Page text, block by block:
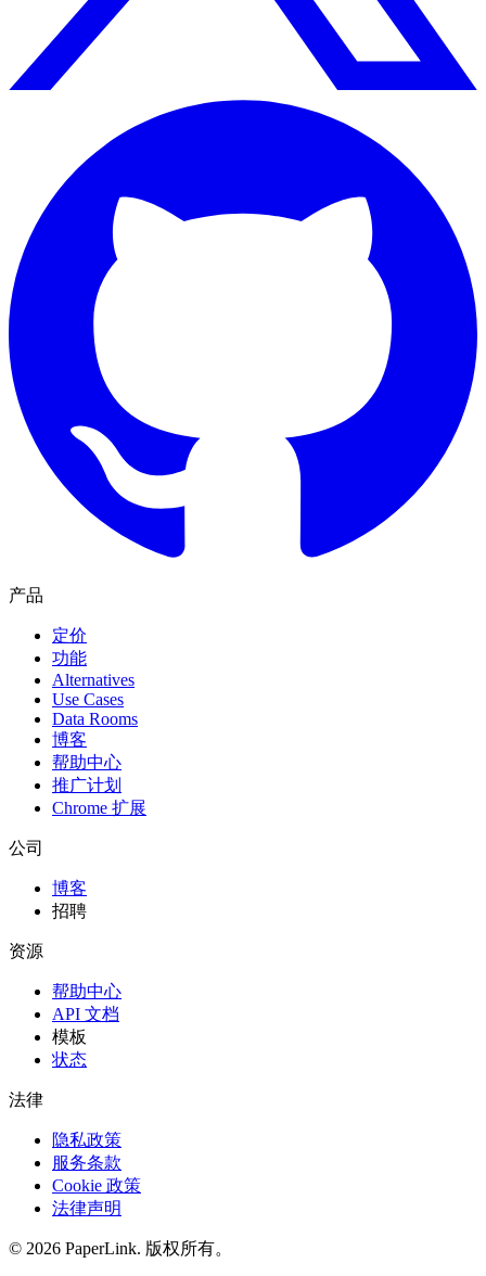
产品
定价
功能
Alternatives
Use Cases
Data Rooms
博客
帮助中心
推广计划
Chrome 扩展
公司
博客
招聘
资源
帮助中心
API 文档
模板
状态
法律
隐私政策
服务条款
Cookie 政策
法律声明
© 2026 PaperLink. 版权所有。